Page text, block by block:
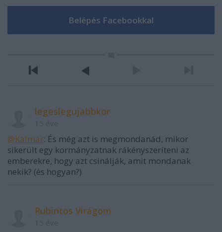
legeslegujabbkor
@Kalmár: És még azt is megmondanád, mikor
sikerült egy kormányzatnak rákényszeríteni az
emberekre, hogy azt csinálják, amit mondanak
nekik? (és hogyan?)
Rubintos Virágom